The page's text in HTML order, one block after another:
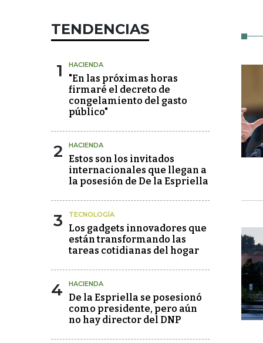
TENDENCIAS
1 HACIENDA
"En las próximas horas
firmaré el decreto de
congelamiento del gasto
público"
2 HACIENDA
Estos son los invitados
internacionales que llegan a
la posesión de De la Espriella
3 TECNOLOGÍA
Los gadgets innovadores que
están transformando las
tareas cotidianas del hogar
4 HACIENDA
De la Espriella se posesionó
como presidente, pero aún
no hay director del DNP